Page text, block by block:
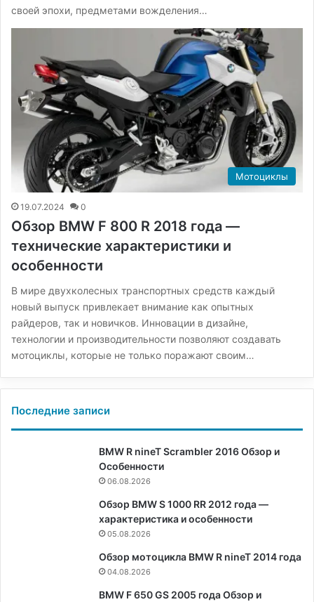
своей эпохи, предметами вожделения…
Мотоциклы
19.07.2024 0
Обзор BMW F 800 R 2018 года —
технические характеристики и
особенности
В мире двухколесных транспортных средств каждый
новый выпуск привлекает внимание как опытных
райдеров, так и новичков. Инновации в дизайне,
технологии и производительности позволяют создавать
мотоциклы, которые не только поражают своим…
Последние записи
BMW R nineT Scrambler 2016 Обзор и
Особенности
06.08.2026
Обзор BMW S 1000 RR 2012 года —
характеристика и особенности
05.08.2026
Обзор мотоцикла BMW R nineT 2014 года
04.08.2026
BMW F 650 GS 2005 года Обзор и